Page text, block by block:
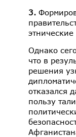
3.
Однако
что в
решения
отказался
пользу